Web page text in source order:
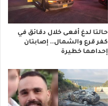
حالتا لدغ أفعى خلال دقائق في
كفر قرع والشمال.. إصابتان
إحداهما خطيرة